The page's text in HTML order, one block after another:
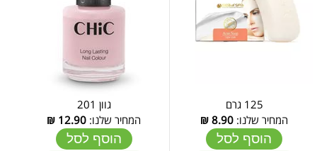
125 גרם
המחיר שלנו: 8.90
₪
הוסף לסל
גוון 201
המחיר שלנו: 12.90
₪
הוסף לסל